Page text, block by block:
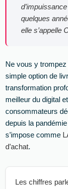
quelques
elle s’appelle
Ne vous y trompez
simple option de
transformation
meilleur du digital
consommateurs
depuis la
s’impose comme
d’achat.
Les chiffres